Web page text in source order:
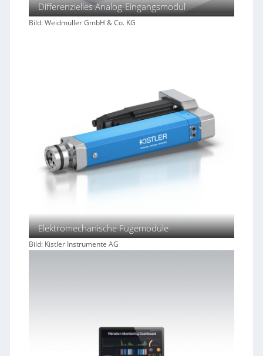
Differenzielles Analog-Eingangsmodul
Bild: Weidmüller GmbH & Co. KG
Elektromechanische Fügemodule
Bild: Kistler Instrumente AG